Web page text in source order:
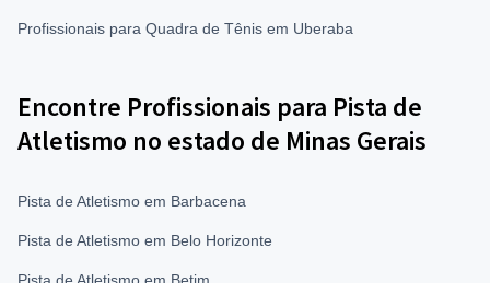
Profissionais para Quadra de Tênis em Uberaba
Encontre Profissionais para Pista de
Atletismo no estado de Minas Gerais
Pista de Atletismo em Barbacena
Pista de Atletismo em Belo Horizonte
Pista de Atletismo em Betim